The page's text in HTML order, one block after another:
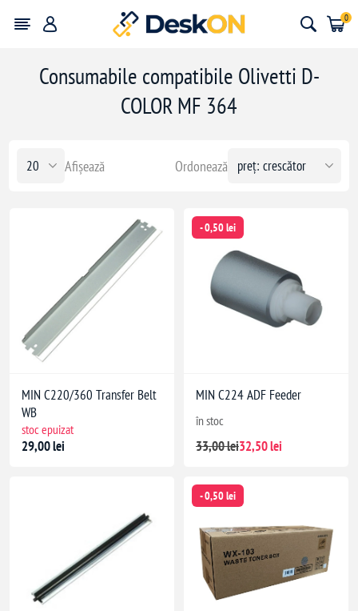
0
Consumabile compatibile Olivetti D-
COLOR MF 364
Ordonează
Afișează
MIN C220/360 Transfer Belt
WB
stoc epuizat
29,00 lei
- 0,50 lei
MIN C224 ADF Feeder
în stoc
33,00 lei32,50 lei
- 0,50 lei